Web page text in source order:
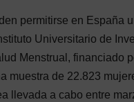
permitirse en España
Universitario de
Menstrual, financiado
muestra de 22.823
llevada a cabo entre